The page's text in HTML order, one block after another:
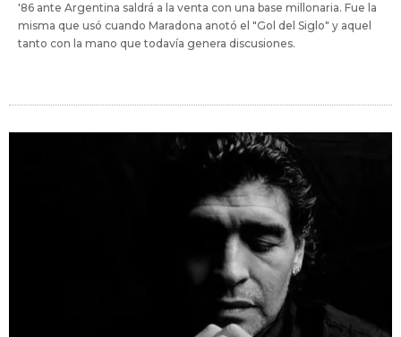
'86 ante Argentina saldrá a la venta con una base millonaria. Fue la
misma que usó cuando Maradona anotó el "Gol del Siglo" y aquel
tanto con la mano que todavía genera discusiones.